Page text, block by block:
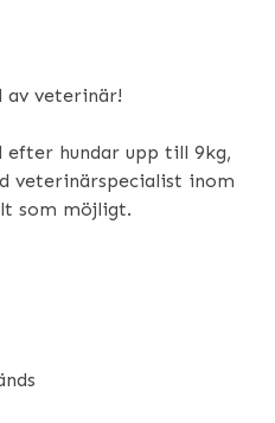
av veterinär!
efter hundar upp till 9kg,
veterinärspecialist inom
som möjligt.